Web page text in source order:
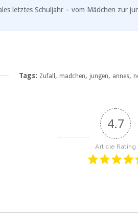
letztes Schuljahr – vom Mädchen zur
Tags: Zufall , madchen, jungen, annes,
4.7
Article Rating